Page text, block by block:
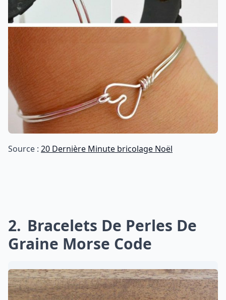
Source : 20 Dernière Minute bricolage Noël
2 Bracelets De Perles De
Graine Morse Code